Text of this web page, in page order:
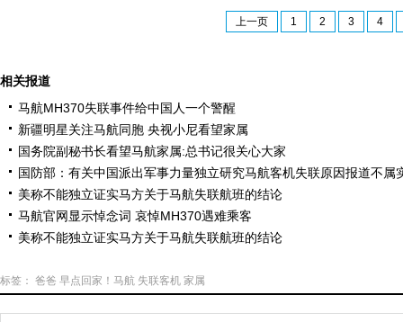
上一页 1 2 3 4
相关报道
马航MH370失联事件给中国人一个警醒
新疆明星关注马航同胞 央视小尼看望家属
国务院副秘书长看望马航家属:总书记很关心大家
国防部：有关中国派出军事力量独立研究马航客机失联原因报道不属
美称不能独立证实马方关于马航失联航班的结论
马航官网显示悼念词 哀悼MH370遇难乘客
美称不能独立证实马方关于马航失联航班的结论
标签： 爸爸 早点回家！马航 失联客机 家属